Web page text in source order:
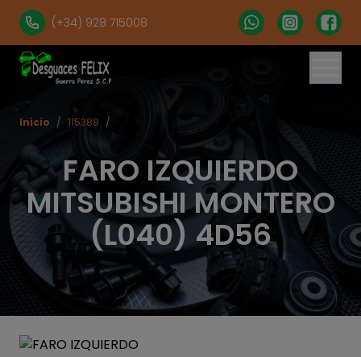
(+34) 928 715008
FARO IZQUIERDO
MITSUBISHI MONTERO
(L040) 4D56
Inicio / 115388 /